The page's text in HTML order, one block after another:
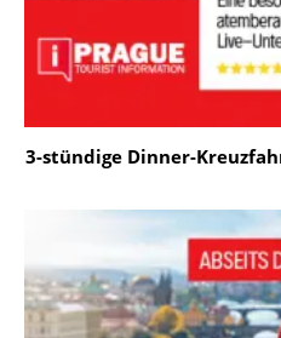
3-stündige Dinner-